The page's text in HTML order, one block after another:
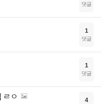
댓글
1
댓글
1
댓글
ㄹㅇ 4